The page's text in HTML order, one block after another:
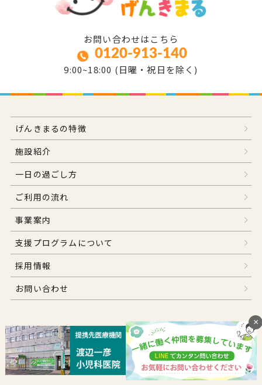
お問い合わせはこちら
0120-913-140
9:00~18:00 (日曜・祝日を除く)
げんきまるの特徴
施設紹介
一日の過ごし方
ご利用の流れ
事業案内
支援プログラムについて
採用情報
お問い合わせ
×